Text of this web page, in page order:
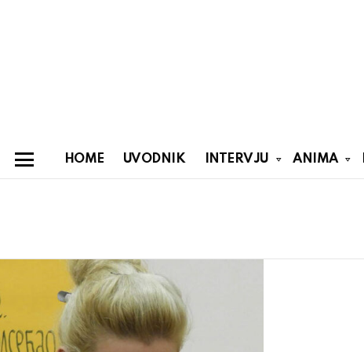
HOME UVODNIK INTERVJU ANIMA
stories